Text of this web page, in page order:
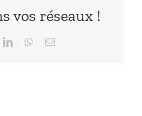
vos réseaux !
LinkedInWhatsApp
Email